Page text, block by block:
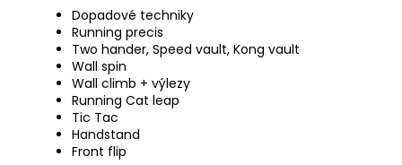
Dopadové techniky
Running precis
Two hander, Speed vault, Kong vault
Wall spin
Wall climb + výlezy
Running Cat leap
Tic Tac
Handstand
Front flip